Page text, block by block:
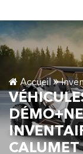
Accueil
CALUMET